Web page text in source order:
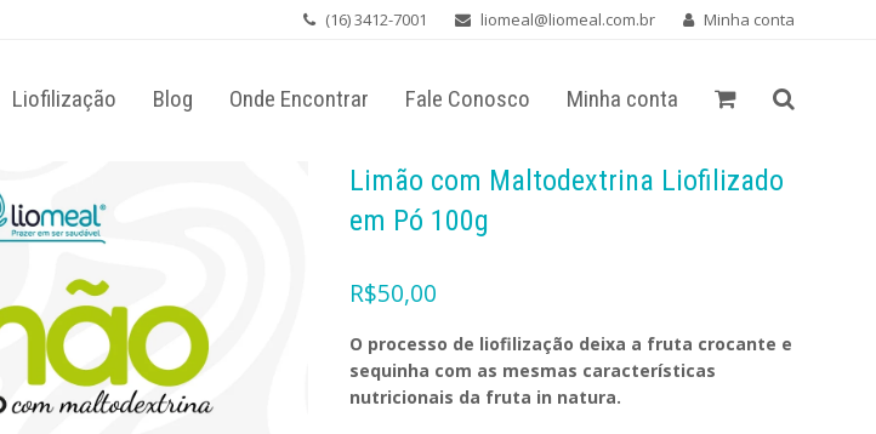
(16) 3412-7001 liomeal@liomeal.com.br Minha conta
Liofilização Blog Onde Encontrar Fale Conosco Minha conta
Limão com Maltodextrina Liofilizado
em Pó 100g
R$50,00
O processo de liofilização deixa a fruta crocante e
sequinha com as mesmas características
nutricionais da fruta in natura.